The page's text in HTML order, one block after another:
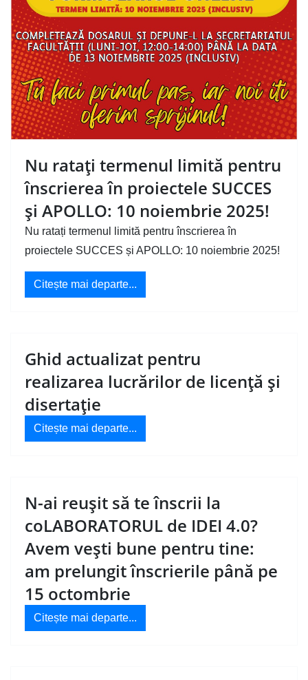
Nu ratați termenul limită pentru
înscrierea în proiectele SUCCES
și APOLLO: 10 noiembrie 2025!
Nu ratați termenul limită pentru înscrierea în
proiectele SUCCES și APOLLO: 10 noiembrie 2025!
Citește mai departe...
Ghid actualizat pentru
realizarea lucrărilor de licență și
disertație
Citește mai departe...
N-ai reușit să te înscrii la
coLABORATORUL de IDEI 4.0?
Avem vești bune pentru tine:
am prelungit înscrierile până pe
15 octombrie
Citește mai departe...